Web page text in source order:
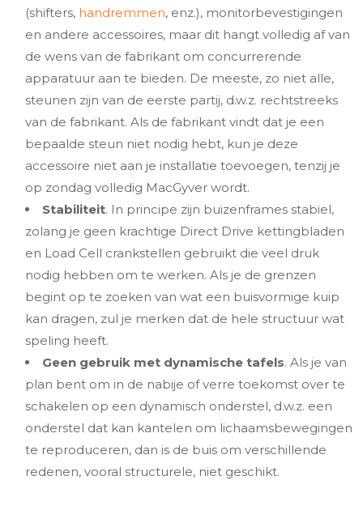
(shifters, handremmen, enz.), monitorbevestigingen
en andere accessoires, maar dit hangt volledig af van
de wens van de fabrikant om concurrerende
apparatuur aan te bieden. De meeste, zo niet alle,
steunen zijn van de eerste partij, d.w.z. rechtstreeks
van de fabrikant. Als de fabrikant vindt dat je een
bepaalde steun niet nodig hebt, kun je deze
accessoire niet aan je installatie toevoegen, tenzij je
op zondag volledig MacGyver wordt.
Stabiliteit. In principe zijn buizenframes stabiel,
zolang je geen krachtige Direct Drive kettingbladen
en Load Cell crankstellen gebruikt die veel druk
nodig hebben om te werken. Als je de grenzen
begint op te zoeken van wat een buisvormige kuip
kan dragen, zul je merken dat de hele structuur wat
speling heeft.
Geen gebruik met dynamische tafels. Als je van
plan bent om in de nabije of verre toekomst over te
schakelen op een dynamisch onderstel, d.w.z. een
onderstel dat kan kantelen om lichaamsbewegingen
te reproduceren, dan is de buis om verschillende
redenen, vooral structurele, niet geschikt.